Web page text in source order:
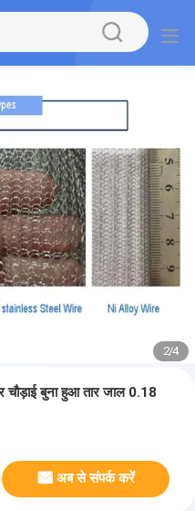
2/4
चौड़ाई बुना हुआ तार जाल 0.18
अब से संपर्क करें